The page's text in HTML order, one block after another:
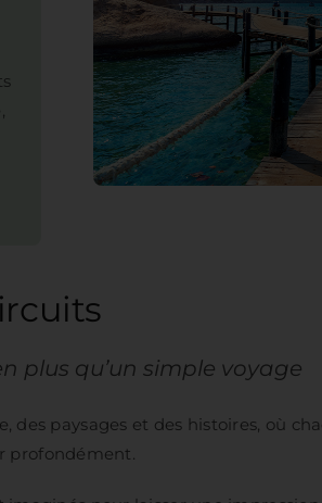
plus qu’un simple voyage
des paysages et des histoires, où
profondément.